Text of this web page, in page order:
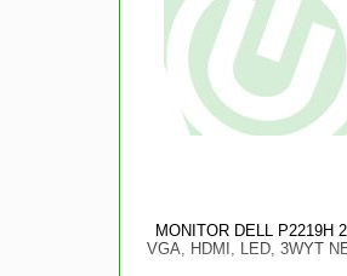
MONITOR DELL P2219H
VGA, HDMI, LED, 3WYT